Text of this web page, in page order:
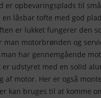
er opbevaringsplads til
en låsbar tofte med god
er lukket fungerer den
man motorbrønden og
har gennemgående
er udstyret med en solid
af motor. Her er også
kan bruges til at komme